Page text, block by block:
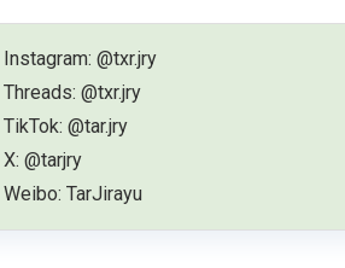
Instagram: @txr.jry
Threads: @txr.jry
TikTok: @tar.jry
X: @tarjry
Weibo: TarJirayu